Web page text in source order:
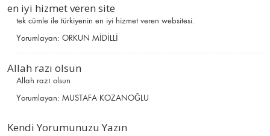
en iyi hizmet veren site
tek cümle ile türkiyenin en iyi hizmet veren websitesi.
Yorumlayan: ORKUN MİDİLLİ
Allah razı olsun
Allah razı olsun
Yorumlayan: MUSTAFA KOZANOĞLU
Kendi Yorumunuzu Yazın